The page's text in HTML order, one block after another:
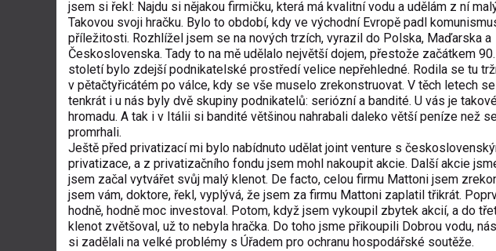
jsem si řekl: Najdu si nějakou firmičku, která má kvalitní vodu a udělám z ní
Takovou svoji hračku. Bylo to období, kdy ve východní Evropě padl
příležitosti. Rozhlížel jsem se na nových trzích, vyrazil do Polska, Maďarska a
Československa. Tady to na mě udělalo největší dojem, přestože začátkem
století bylo zdejší podnikatelské prostředí velice nepřehledné. Rodila se tu
v pětačtyřicátém po válce, kdy se vše muselo zrekonstruovat. V těch letech
tenkrát i u nás byly dvě skupiny podnikatelů: seriózní a bandité. U vás je
hromadu. A tak i v Itálii si bandité většinou nahrabali daleko větší peníze než
promrhali.
Ještě před privatizací mi bylo nabídnuto udělat joint venture s
privatizace, a z privatizačního fondu jsem mohl nakoupit akcie. Další akcie
jsem začal vytvářet svůj malý klenot. De facto, celou firmu Mattoni jsem
jsem vám, doktore, řekl, vyplývá, že jsem za firmu Mattoni zaplatil třikrát.
hodně, hodně moc investoval. Potom, když jsem vykoupil zbytek akcií, a do
klenot zvětšoval, už to nebyla hračka. Do toho jsme přikoupili Dobrou vodu,
si zadělali na velké problémy s Úřadem pro ochranu hospodářské soutěže.